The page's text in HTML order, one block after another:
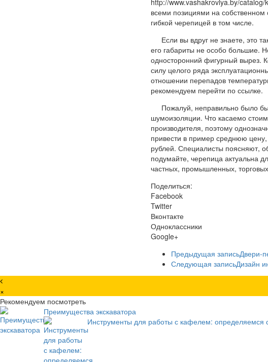
всеми позициями на собственном
гибкой черепицей в том числе.
Если вы вдруг не знаете, это
его габариты не особо большие.
односторонний фигурный вырез.
силу целого ряда
отношении перепадов
рекомендуем перейти по ссылке.
Пожалуй, неправильно было бы
шумоизоляции. Что касаемо
производителя, поэтому
привести в пример среднюю
рублей. Специалисты поясняют,
подумайте, черепица актуальна
частных, промышленных,
Поделиться:
Facebook
Twitter
Вконтакте
Одноклассники
Google+
Предыдущая записьДвери-
Следующая записьДизайн
×
Рекомендуем посмотреть
Преимущества экскаватора
Инструменты для работы с кафелем: определяемся